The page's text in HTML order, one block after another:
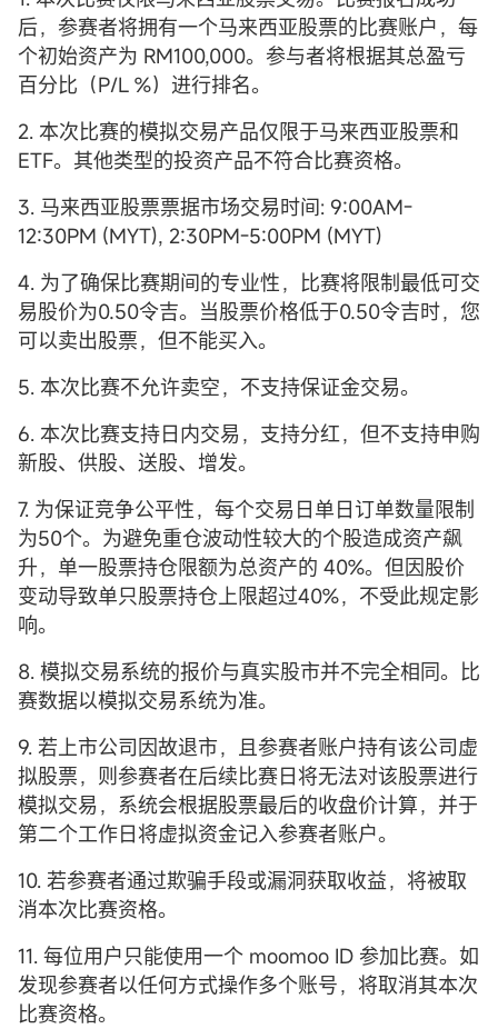
后，参赛者将拥有一个马来西亚股票的比赛账户，每
个初始资产为 RM100,000。参与者将根据其总盈亏
百分比（P/L %）进行排名。
2. 本次比赛的模拟交易产品仅限于马来西亚股票和
ETF。其他类型的投资产品不符合比赛资格。
3. 马来西亚股票票据市场交易时间: 9:00AM-
12:30PM (MYT), 2:30PM-5:00PM (MYT)
4. 为了确保比赛期间的专业性，比赛将限制最低可交
易股价为0.50令吉。当股票价格低于0.50令吉时，您
可以卖出股票，但不能买入。
5. 本次比赛不允许卖空，不支持保证金交易。
6. 本次比赛支持日内交易，支持分红，但不支持申购
新股、供股、送股、增发。
7. 为保证竞争公平性，每个交易日单日订单数量限制
为50个。为避免重仓波动性较大的个股造成资产飙
升，单一股票持仓限额为总资产的 40%。但因股价
变动导致单只股票持仓上限超过40%，不受此规定影
响。
8. 模拟交易系统的报价与真实股市并不完全相同。比
赛数据以模拟交易系统为准。
9. 若上市公司因故退市，且参赛者账户持有该公司虚
拟股票，则参赛者在后续比赛日将无法对该股票进行
模拟交易，系统会根据股票最后的收盘价计算，并于
第二个工作日将虚拟资金记入参赛者账户。
10. 若参赛者通过欺骗手段或漏洞获取收益，将被取
消本次比赛资格。
11. 每位用户只能使用一个 moomoo ID 参加比赛。如
发现参赛者以任何方式操作多个账号，将取消其本次
比赛资格。